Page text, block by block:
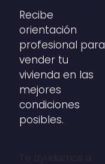
Recibe
orientación
profesional para
vender tu
vivienda en las
mejores
condiciones
posibles.